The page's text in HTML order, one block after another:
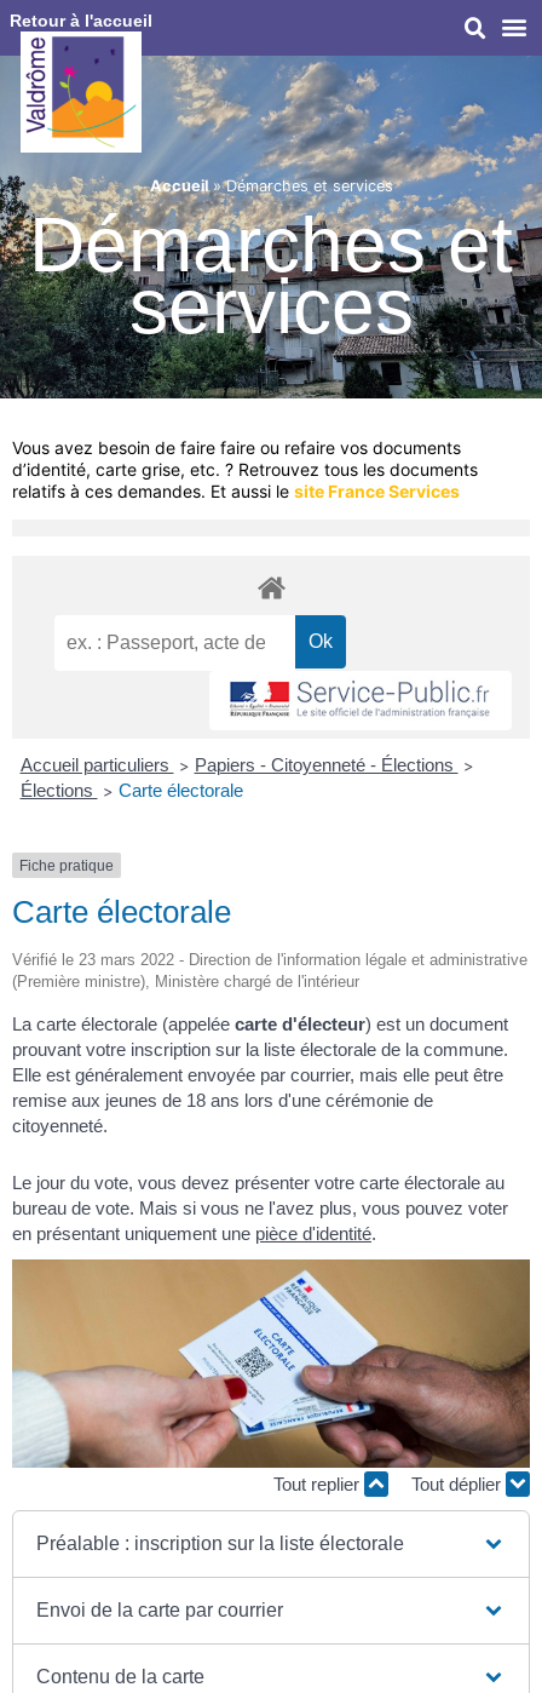
Retour à l'accueil
Accueil»Démarches et services
Démarches et
services
Vous avez besoin de faire faire ou refaire vos documents
d’identité, carte grise, etc. ? Retrouvez tous les documents
relatifs à ces demandes. Et aussi le site France Services
Accueil particuliers > Papiers - Citoyenneté - Élections >
Élections > Carte électorale
Fiche pratique
Carte électorale
Vérifié le 23 mars 2022 - Direction de l'information légale et administrative
(Première ministre), Ministère chargé de l'intérieur
La carte électorale (appelée carte d'électeur) est un document
prouvant votre inscription sur la liste électorale de la commune.
Elle est généralement envoyée par courrier, mais elle peut être
remise aux jeunes de 18 ans lors d'une cérémonie de
citoyenneté.
Le jour du vote, vous devez présenter votre carte électorale au
bureau de vote. Mais si vous ne l'avez plus, vous pouvez voter
en présentant uniquement une pièce d'identité.
Tout replier Tout déplier
Préalable : inscription sur la liste électorale
Envoi de la carte par courrier
Contenu de la carte